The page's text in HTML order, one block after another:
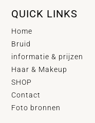
QUICK LINKS
Home
Bruid
informatie & prijzen
Haar & Makeup
SHOP
Contact
Foto bronnen